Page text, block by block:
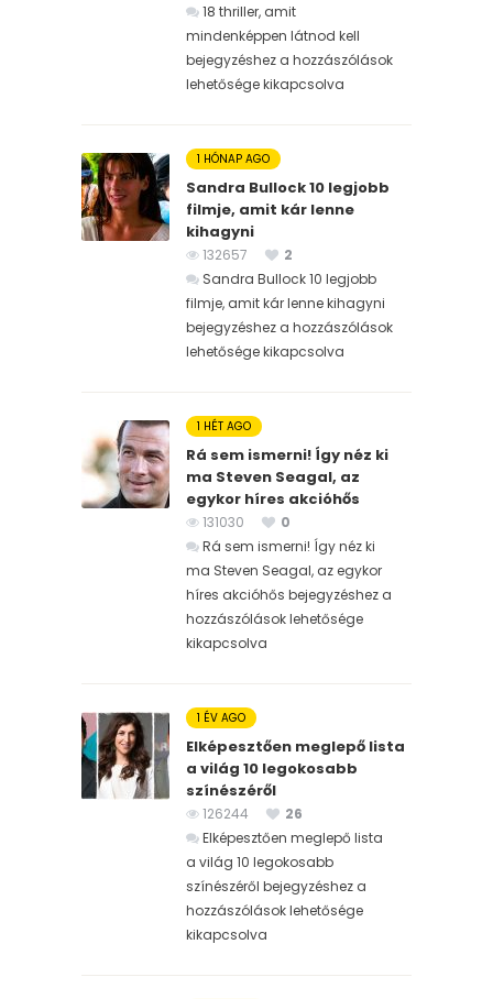
18 thriller, amit
mindenképpen látnod kell
bejegyzéshez a hozzászólások
lehetősége kikapcsolva
1 HÓNAP AGO
Sandra Bullock 10 legjobb
filmje, amit kár lenne
kihagyni
132657
2
Sandra Bullock 10 legjobb
filmje, amit kár lenne kihagyni
bejegyzéshez a hozzászólások
lehetősége kikapcsolva
1 HÉT AGO
Rá sem ismerni! Így néz ki
ma Steven Seagal, az
egykor híres akcióhős
131030
0
Rá sem ismerni! Így néz ki
ma Steven Seagal, az egykor
híres akcióhős bejegyzéshez a
hozzászólások lehetősége
kikapcsolva
1 ÉV AGO
Elképesztően meglepő lista
a világ 10 legokosabb
színészéről
126244
26
Elképesztően meglepő lista
a világ 10 legokosabb
színészéről bejegyzéshez a
hozzászólások lehetősége
kikapcsolva